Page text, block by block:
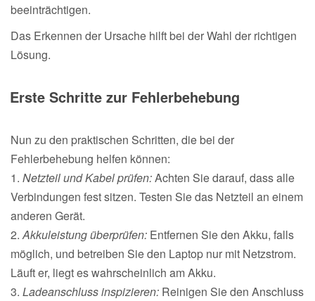
beeinträchtigen.
Das Erkennen der Ursache hilft bei der Wahl der richtigen
Lösung.
Erste Schritte zur Fehlerbehebung
Nun zu den praktischen Schritten, die bei der
Fehlerbehebung helfen können:
1. Netzteil und Kabel prüfen:Achten Sie darauf, dass alle
Verbindungen fest sitzen. Testen Sie das Netzteil an einem
anderen Gerät.
2. Akkuleistung überprüfen: Entfernen Sie den Akku, falls
möglich, und betreiben Sie den Laptop nur mit Netzstrom.
Läuft er, liegt es wahrscheinlich am Akku.
3. Ladeanschluss inspizieren: Reinigen Sie den Anschluss